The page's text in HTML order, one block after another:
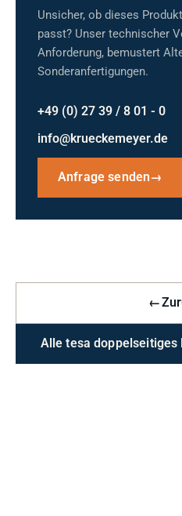
Unsicher, ob dieses
passt? Unser technischer
Anforderung, bemustert
Sonderanfertigungen.
+49 (0) 27 39 / 8 01 - 0
info@krueckemeyer.de
Anfrage senden→
←
Alle tesa doppelseitiges